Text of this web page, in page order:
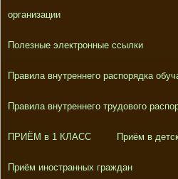
организации
Полезные электронные ссылки
Правила внутреннего распорядка
Правила внутреннего трудового
ПРИЁМ в 1 КЛАСС Приём в
Приём иностранных граждан